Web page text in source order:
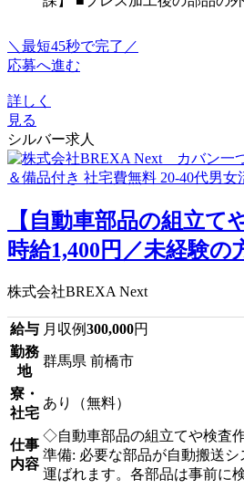
＼最短45秒で完了／
応募へ進む
詳しく
見る
シルバー求人
【自動車部品の組立て
時給1,400円／未経験の
株式会社BREXA Next
給与 月収例300,000円
勤務
地
群馬県 前橋市
寮・
社宅
あり（無料）
仕事
内容
◇自動車部品の組立てや検査
準備: 必要な部品が自動搬送
運ばれます。各部品は事前に